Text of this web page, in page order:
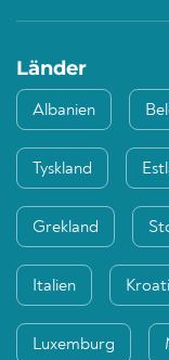
Länder
Albanien
Tyskland
Grekland
Italien
Luxemburg